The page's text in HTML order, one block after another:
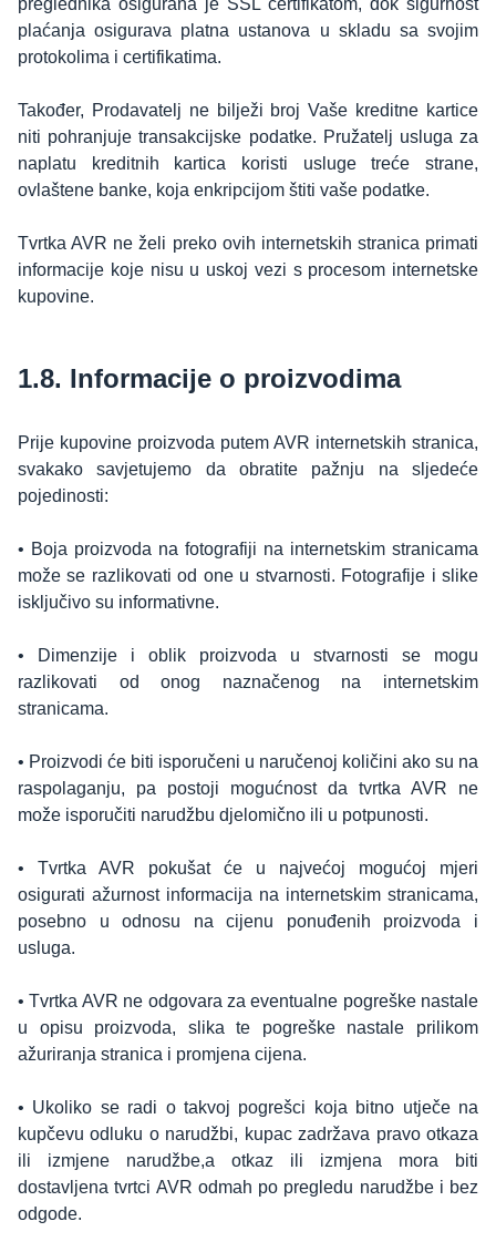
preglednika osigurana je SSL certifikatom, dok sigurnost
plaćanja osigurava platna ustanova u skladu sa svojim
protokolima i certifikatima.
Također, Prodavatelj ne bilježi broj Vaše kreditne kartice
niti pohranjuje transakcijske podatke. Pružatelj usluga za
naplatu kreditnih kartica koristi usluge treće strane,
ovlaštene banke, koja enkripcijom štiti vaše podatke.
Tvrtka AVR ne želi preko ovih internetskih stranica primati
informacije koje nisu u uskoj vezi s procesom internetske
kupovine.
1.8. Informacije o proizvodima
Prije kupovine proizvoda putem AVR internetskih stranica,
svakako savjetujemo da obratite pažnju na sljedeće
pojedinosti:
• Boja proizvoda na fotografiji na internetskim stranicama
može se razlikovati od one u stvarnosti. Fotografije i slike
isključivo su informativne.
• Dimenzije i oblik proizvoda u stvarnosti se mogu
razlikovati od onog naznačenog na internetskim
stranicama.
• Proizvodi će biti isporučeni u naručenoj količini ako su na
raspolaganju, pa postoji mogućnost da tvrtka AVR ne
može isporučiti narudžbu djelomično ili u potpunosti.
• Tvrtka AVR pokušat će u najvećoj mogućoj mjeri
osigurati ažurnost informacija na internetskim stranicama,
posebno u odnosu na cijenu ponuđenih proizvoda i
usluga.
• Tvrtka AVR ne odgovara za eventualne pogreške nastale
u opisu proizvoda, slika te pogreške nastale prilikom
ažuriranja stranica i promjena cijena.
• Ukoliko se radi o takvoj pogrešci koja bitno utječe na
kupčevu odluku o narudžbi, kupac zadržava pravo otkaza
ili izmjene narudžbe,a otkaz ili izmjena mora biti
dostavljena tvrtci AVR odmah po pregledu narudžbe i bez
odgode.